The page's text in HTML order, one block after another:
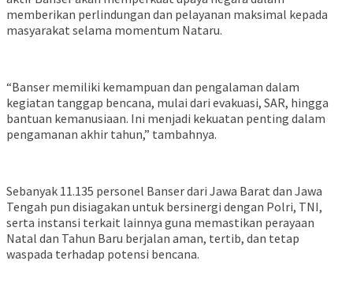
memberikan perlindungan dan pelayanan maksimal kepada
masyarakat selama momentum Nataru.
“Banser memiliki kemampuan dan pengalaman dalam
kegiatan tanggap bencana, mulai dari evakuasi, SAR, hingga
bantuan kemanusiaan. Ini menjadi kekuatan penting dalam
pengamanan akhir tahun,” tambahnya.
Sebanyak 11.135 personel Banser dari Jawa Barat dan Jawa
Tengah pun disiagakan untuk bersinergi dengan Polri, TNI,
serta instansi terkait lainnya guna memastikan perayaan
Natal dan Tahun Baru berjalan aman, tertib, dan tetap
waspada terhadap potensi bencana.